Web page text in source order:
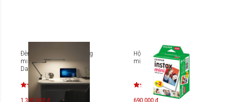
Đèn bàn bảo vệ mắt thông
minh Ergo Edge
DandiHome (kẹp bàn)
1.390.000 đ
Hộp phim Fujifilm Instax
mini 20 tấm - Phim trắng
690.000 đ